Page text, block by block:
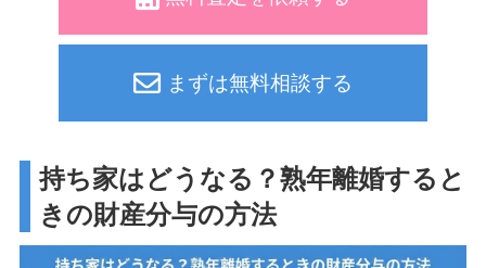
まずは無料相談する
持ち家はどうなる？熟年離婚すると
きの財産分与の方法